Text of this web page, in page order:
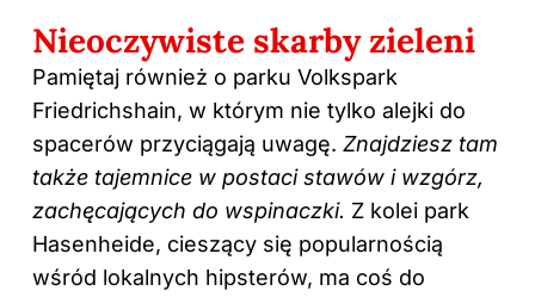
Nieoczywiste skarby zieleni
Pamiętaj również o parku Volkspark
Friedrichshain, w którym nie tylko alejki do
spacerów przyciągają uwagę. Znajdziesz tam
także tajemnice w postaci stawów i wzgórz,
zachęcających do wspinaczki. Z kolei park
Hasenheide, cieszący się popularnością
wśród lokalnych hipsterów, ma coś do